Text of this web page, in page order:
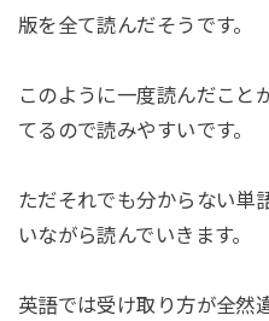
版を全て読んだそうです。
このように一度読んだこと
てるので読みやすいです。
ただそれでも分からない単
いながら読んでいきます。
英語では受け取り方が全然